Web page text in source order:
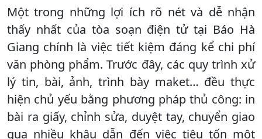
Một trong những lợi ích rõ nét và dễ nhận
thấy nhất của tòa soạn điện tử tại Báo Hà
Giang chính là việc tiết kiệm đáng kể chi phí
văn phòng phẩm. Trước đây, các quy trình xử
lý tin, bài, ảnh, trình bày maket… đều thực
hiện chủ yếu bằng phương pháp thủ công: in
bài ra giấy, chỉnh sửa, duyệt tay, chuyển giao
qua nhiều khâu dẫn đến việc tiêu tốn một